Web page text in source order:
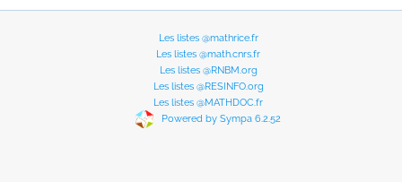
Les listes @mathrice.fr
Les listes @math.cnrs.fr
Les listes @RNBM.org
Les listes @RESINFO.org
Les listes @MATHDOC.fr
Powered by Sympa 6.2.52